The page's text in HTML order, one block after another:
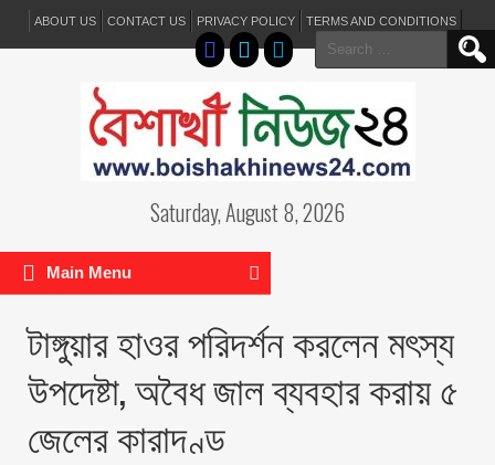
ABOUT US CONTACT US PRIVACY POLICY TERMS AND CONDITIONS
Search
for:
Saturday, August 8, 2026
Main Menu
টাঙ্গুয়ার হাওর পরিদর্শন করলেন মৎস্য
উপদেষ্টা, অবৈধ জাল ব্যবহার করায় ৫
জেলের কারাদণ্ড